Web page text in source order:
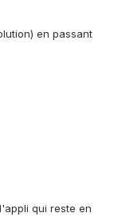
en passant
qui reste en